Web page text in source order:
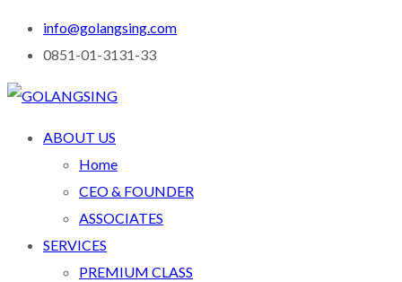
info@golangsing.com
0851-01-3131-33
ABOUT US
Home
CEO & FOUNDER
ASSOCIATES
SERVICES
PREMIUM CLASS